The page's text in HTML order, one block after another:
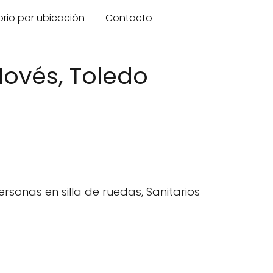
por ubicación Contacto
Toledo
en silla de ruedas, Sanitarios